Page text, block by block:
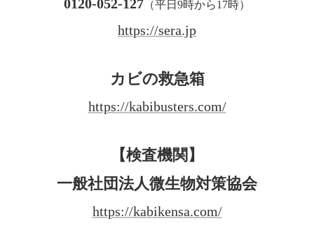
0120-052-127 （平日9時から17時）
https://sera.jp
カビの救急箱
https://kabibusters.com/
【検査機関】
一般社団法人微生物対策協会
https://kabikensa.com/